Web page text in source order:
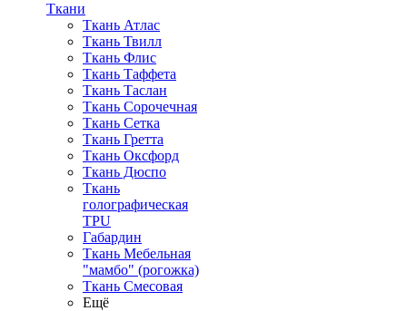
Ткани
Ткань Атлас
Ткань Твилл
Ткань Флис
Ткань Таффета
Ткань Таслан
Ткань Сорочечная
Ткань Сетка
Ткань Гретта
Ткань Оксфорд
Ткань Дюспо
Ткань
голографическая
TPU
Габардин
Ткань Мебельная
"мамбо" (рогожка)
Ткань Смесовая
Ещё